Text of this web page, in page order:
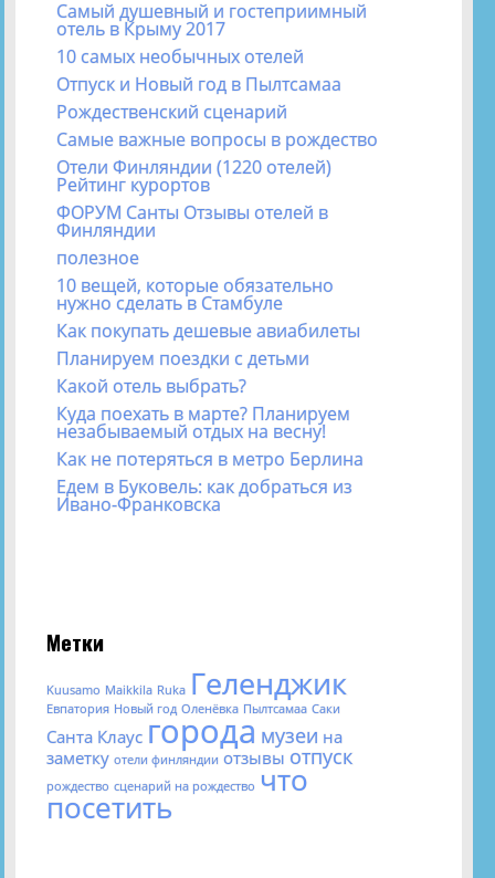
Самый душевный и гостеприимный
отель в Крыму 2017
10 самых необычных отелей
Отпуск и Новый год в Пылтсамаа
Рождественский сценарий
Самые важные вопросы в рождество
Отели Финляндии (1220 отелей)
Рейтинг курортов
ФОРУМ Санты Отзывы отелей в
Финляндии
полезное
10 вещей, которые обязательно
нужно сделать в Стамбуле
Как покупать дешевые авиабилеты
Планируем поездки с детьми
Какой отель выбрать?
Куда поехать в марте? Планируем
незабываемый отдых на весну!
Как не потеряться в метро Берлина
Едем в Буковель: как добраться из
Ивано-Франковска
Метки
Kuusamo Maikkila Ruka Геленджик
Евпатория Новый год Оленёвка Пылтсамаа Саки
Санта Клаус города музеи на
заметку отели финляндии отзывы отпуск
рождество сценарий на рождество что
посетить